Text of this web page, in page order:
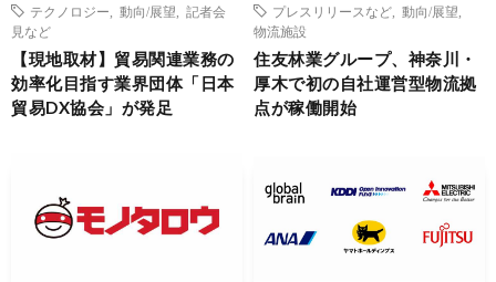
テクノロジー
動向/展望
記者会
見など
【現地取材】貿易関連業務の
効率化目指す業界団体「日本
貿易DX協会」が発足
プレスリリースなど
動向/展望
物流施設
住友林業グループ、神奈川・
厚木で初の自社運営型物流拠
点が稼働開始